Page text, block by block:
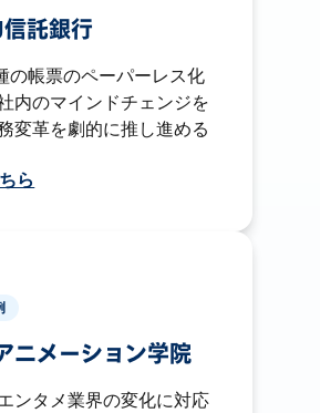
信託銀行
の帳票のペーパーレス化
内のマインドチェンジを
変革を劇的に推し進める
ら
ニメーション学院
ンタメ業界の変化に対応